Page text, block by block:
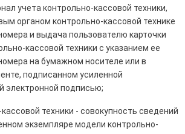
учета контрольно-кассовой техники,
органом контрольно-кассовой технике
и выдача пользователю карточки
кассовой техники с указанием ее
на бумажном носителе или в
подписанном усиленной
электронной подписью;
техники - совокупность сведений
экземпляре модели контрольно-